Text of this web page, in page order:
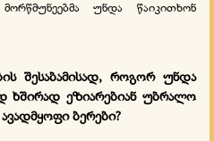
უნდა წაიკითხონ
შესაბამისად, როგორ უნდა
ხშირად ეზიარებიან უბრალო
ბერები?